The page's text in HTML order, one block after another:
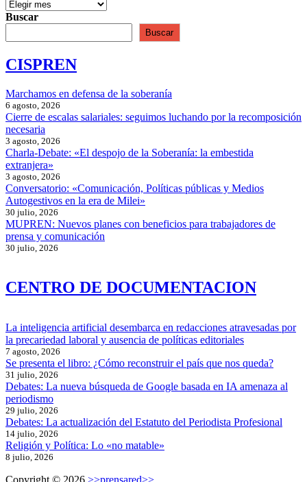
Buscar
Buscar
CISPREN
Marchamos en defensa de la soberanía
6 agosto, 2026
Cierre de escalas salariales: seguimos luchando por la recomposición
necesaria
3 agosto, 2026
Charla-Debate: «El despojo de la Soberanía: la embestida
extranjera»
3 agosto, 2026
Conversatorio: «Comunicación, Políticas públicas y Medios
Autogestivos en la era de Milei»
30 julio, 2026
MUPREN: Nuevos planes con beneficios para trabajadores de
prensa y comunicación
30 julio, 2026
CENTRO DE DOCUMENTACION
La inteligencia artificial desembarca en redacciones atravesadas por
la precariedad laboral y ausencia de políticas editoriales
7 agosto, 2026
Se presenta el libro: ¿Cómo reconstruir el país que nos queda?
31 julio, 2026
Debates: La nueva búsqueda de Google basada en IA amenaza al
periodismo
29 julio, 2026
Debates: La actualización del Estatuto del Periodista Profesional
14 julio, 2026
Religión y Política: Lo «no matable»
8 julio, 2026
Copyright © 2026 >>prensared>>